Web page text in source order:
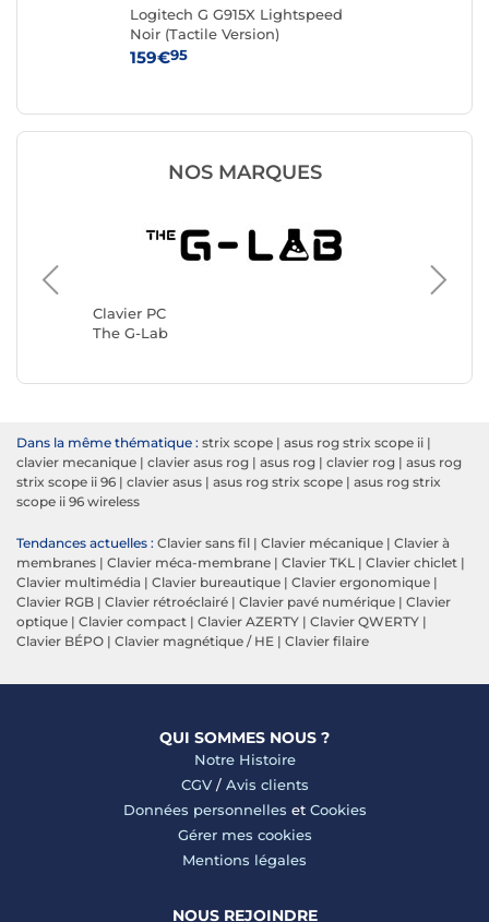
Logitech G G915X Lightspeed
Noir (Tactile Version)
159€95
NOS MARQUES
Clavier PC
The G-Lab
Clavier
Dans la même thématique : strix scope | asus rog strix scope ii |
clavier mecanique | clavier asus rog | asus rog | clavier rog | asus rog
strix scope ii 96 | clavier asus | asus rog strix scope | asus rog strix
scope ii 96 wireless
Tendances actuelles : Clavier sans fil | Clavier mécanique | Clavier à
membranes | Clavier méca-membrane | Clavier TKL | Clavier chiclet |
Clavier multimédia | Clavier bureautique | Clavier ergonomique |
Clavier RGB | Clavier rétroéclairé | Clavier pavé numérique | Clavier
optique | Clavier compact | Clavier AZERTY | Clavier QWERTY |
Clavier BÉPO | Clavier magnétique / HE | Clavier filaire
QUI SOMMES NOUS ?
Notre Histoire
CGV/ Avis clients
Données personnelles et Cookies
Gérer mes cookies
Mentions légales
NOUS REJOINDRE